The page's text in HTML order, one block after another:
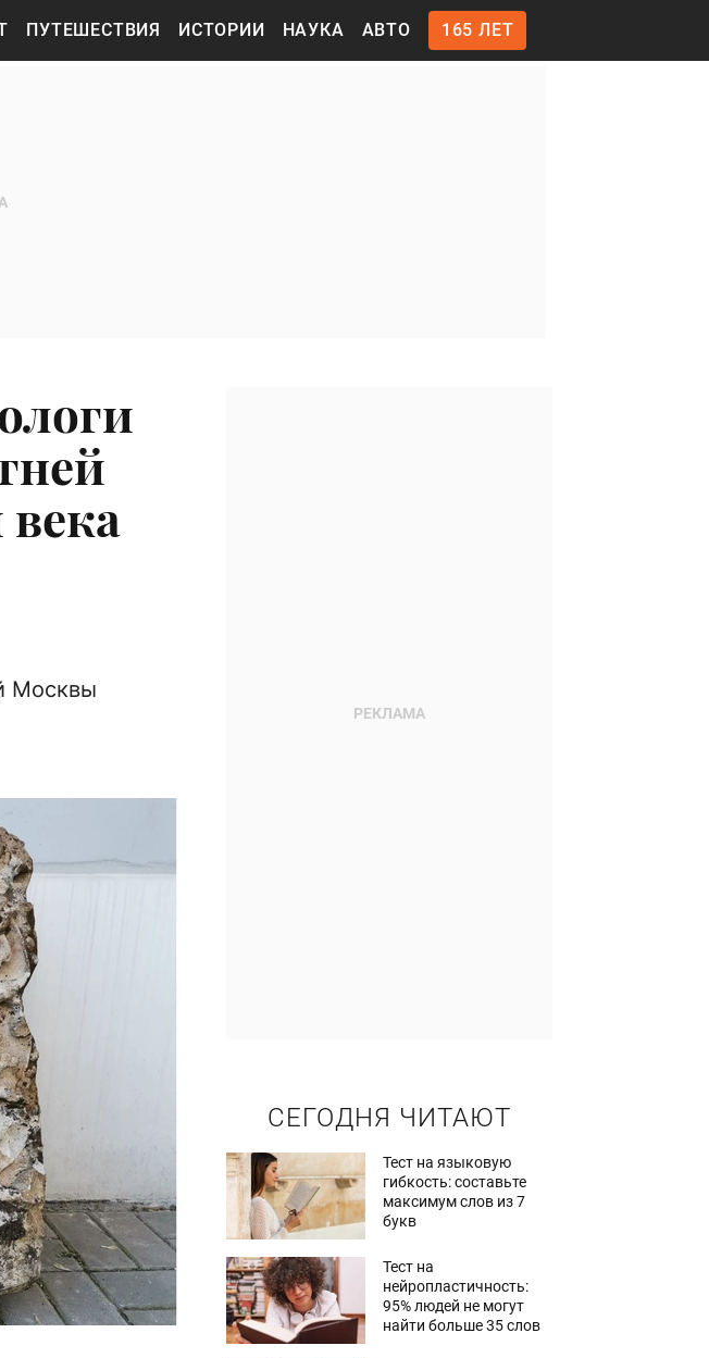
ПУТЕШЕСТВИЯ ИСТОРИИ НАУКА АВТО 165 ЛЕТ
Москвы
СЕГОДНЯ ЧИТАЮТ
Тест на языковую
гибкость: составьте
максимум слов из 7
букв
Тест на
нейропластичность:
95% людей не могут
найти больше 35 слов